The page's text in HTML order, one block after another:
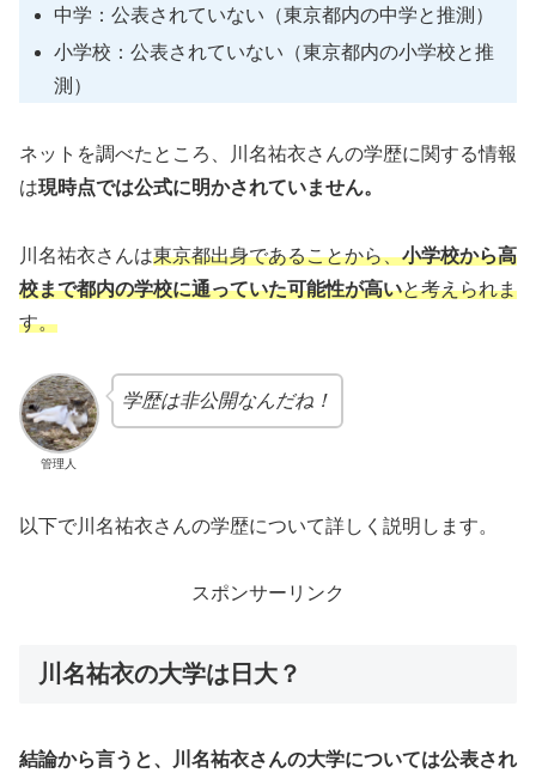
中学：公表されていない（東京都内の中学と推測）
小学校：公表されていない（東京都内の小学校と推
測）
ネットを調べたところ、川名祐衣さんの学歴に関する情報
は現時点では公式に明かされていません。
川名祐衣さんは東京都出身であることから、小学校から高
校まで都内の学校に通っていた可能性が高いと考えられま
す。
管理人
学歴は非公開なんだね！
以下で川名祐衣さんの学歴について詳しく説明します。
スポンサーリンク
川名祐衣の大学は日大？
結論から言うと、川名祐衣さんの大学については公表され